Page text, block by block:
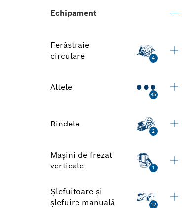
Echipament
Ferăstraie
circulare
4
Altele
35
Rindele
2
Mașini de frezat
verticale
1
Șlefuitoare și
șlefuire manuală
12